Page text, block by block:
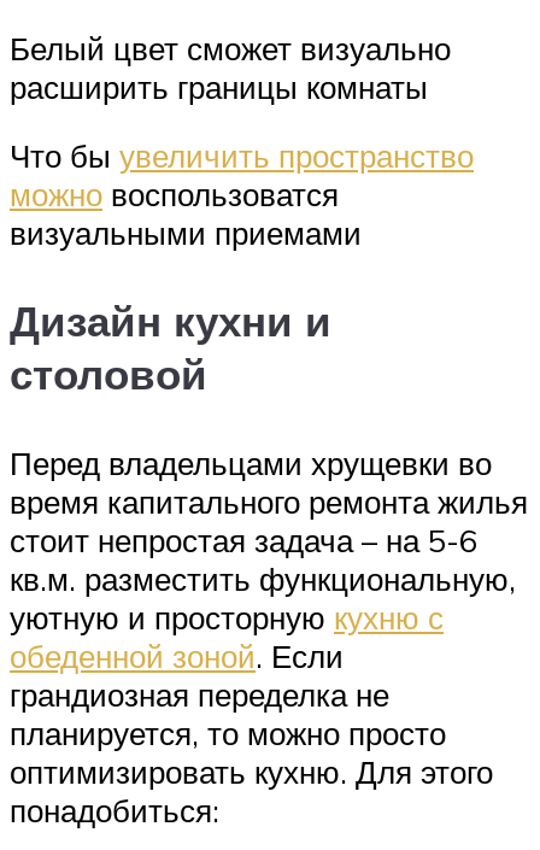
Белый цвет сможет визуально
расширить границы комнаты
Что бы увеличить пространство
можно воспользоватся
визуальными приемами
Дизайн кухни и
столовой
Перед владельцами хрущевки во
время капитального ремонта жилья
стоит непростая задача – на 5-6
кв.м. разместить функциональную,
уютную и просторную кухню с
обеденной зоной. Если
грандиозная переделка не
планируется, то можно просто
оптимизировать кухню. Для этого
понадобиться: